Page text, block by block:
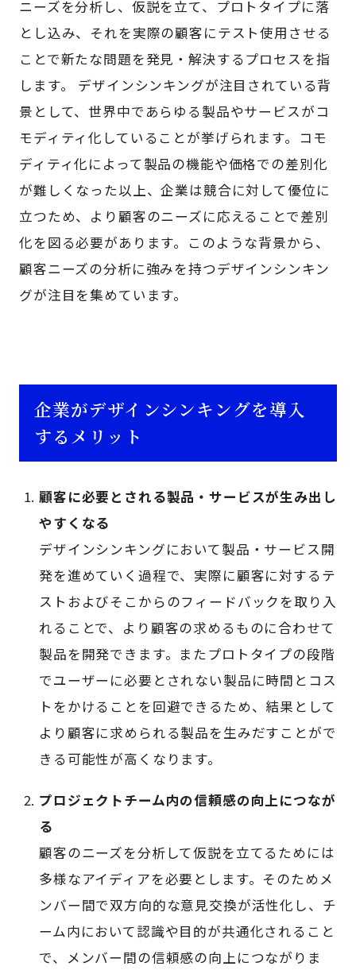
ニーズを分析し、仮説を立て、プロトタイプに落
とし込み、それを実際の顧客にテスト使用させる
ことで新たな問題を発見・解決するプロセスを指
します。 デザインシンキングが注目されている背
景として、世界中であらゆる製品やサービスがコ
モディティ化していることが挙げられます。コモ
ディティ化によって製品の機能や価格での差別化
が難しくなった以上、企業は競合に対して優位に
立つため、より顧客のニーズに応えることで差別
化を図る必要があります。このような背景から、
顧客ニーズの分析に強みを持つデザインシンキン
グが注目を集めています。
企業がデザインシンキングを導入
するメリット
顧客に必要とされる製品・サービスが生み出し
やすくなる
デザインシンキングにおいて製品・サービス開
発を進めていく過程で、実際に顧客に対するテ
ストおよびそこからのフィードバックを取り入
れることで、より顧客の求めるものに合わせて
製品を開発できます。またプロトタイプの段階
でユーザーに必要とされない製品に時間とコス
トをかけることを回避できるため、結果として
より顧客に求められる製品を生みだすことがで
きる可能性が高くなります。
プロジェクトチーム内の信頼感の向上につなが
る
顧客のニーズを分析して仮説を立てるためには
多様なアイディアを必要とします。そのためメ
ンバー間で双方向的な意見交換が活性化し、チ
ーム内において認識や目的が共通化されること
で、メンバー間の信頼感の向上につながりま